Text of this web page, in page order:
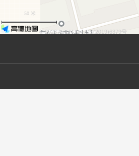
50 米
© 2026 AutoNavi- GS(2019)6379号